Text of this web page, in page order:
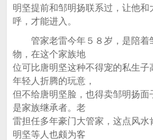
明坚提前和邹明扬联系过，让他
呼，才能进入。
管家老雷今年５８岁，是陪着
物，在这个家族地
位可比唐明坚这种不得宠的私生
年轻人折腾的玩意，
但不给唐明坚脸，也得卖邹明扬
是家族继承者。老
雷担任多年豪门大管家，这点风
明坚等人也颇为客